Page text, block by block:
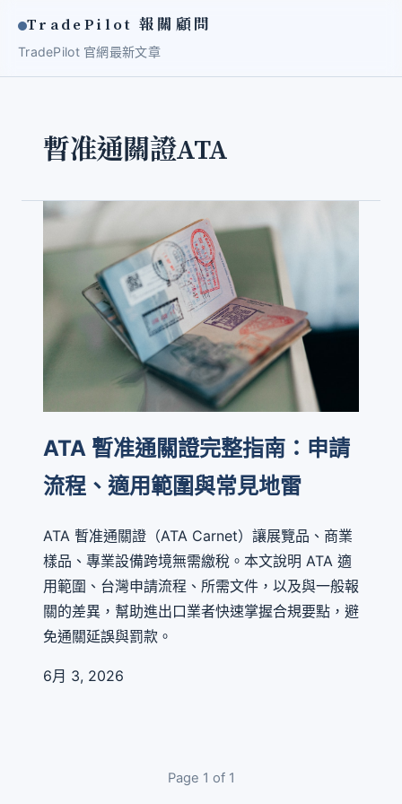
TradePilot 報關顧問
TradePilot 官網最新文章
暫准通關證ATA
ATA 暫准通關證完整指南：申請
流程、適用範圍與常見地雷
ATA 暫准通關證（ATA Carnet）讓展覽品、商業
樣品、專業設備跨境無需繳稅。本文說明 ATA 適
用範圍、台灣申請流程、所需文件，以及與一般報
關的差異，幫助進出口業者快速掌握合規要點，避
免通關延誤與罰款。
6月 3, 2026
Page 1 of 1